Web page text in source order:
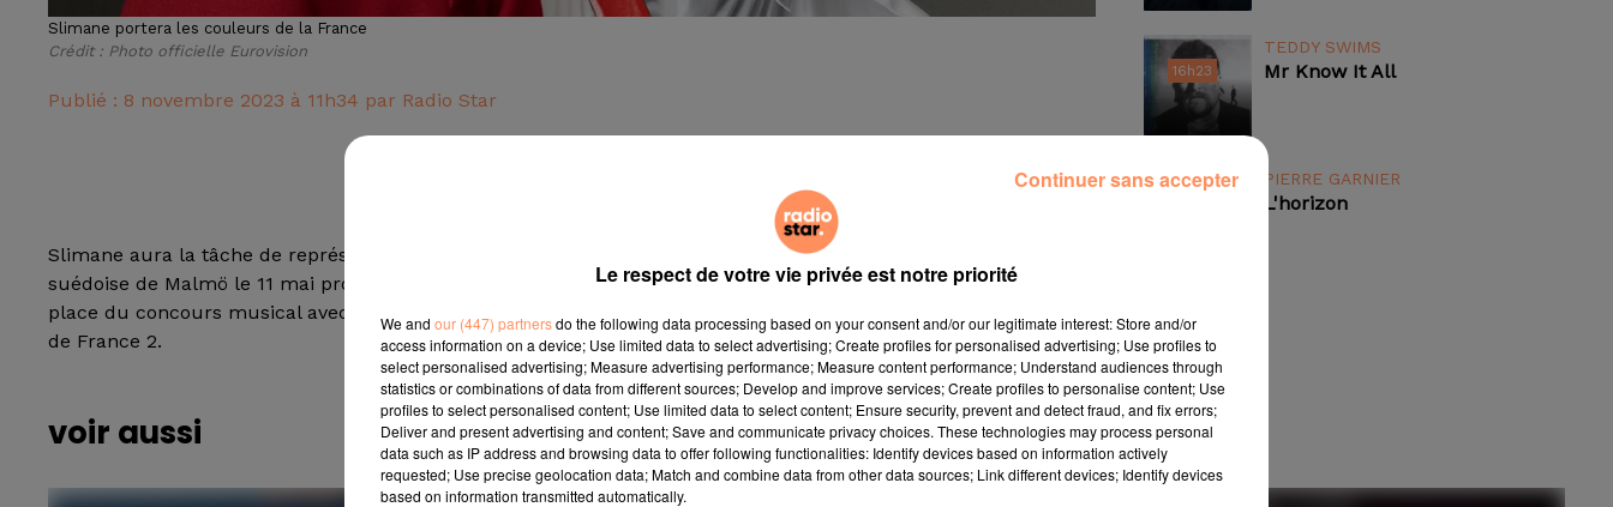
Slimane portera les couleurs de la France
Crédit : Photo officielle Eurovision
Publié : 8 novembre 2023 à 11h34 par Radio Star
Slimane aura la tâche de représenter la France lors de l'édition 2024 de l'Eurovision, attendue dans la ville
suédoise de Malmö le 11 mai prochain. L'artiste aux deux millards d'écoutes va tenter de décrocher la première
place du concours musical avec la chanson Mon amour, qui sera dévoilée ce soir sur le plateau du 20 heures
de France 2.
16h23
16h23
TEDDY SWIMS
Mr Know It All
PIERRE GARNIER
L'horizon
voir aussi
Le respect de votre vie privée est notre priorité
We and our (447) partnersdo the following data processing based on your consent and/or our legitimate interest: Store and/or
access information on a device; Use limited data to select advertising; Create profiles for personalised advertising; Use profiles to
select personalised advertising; Measure advertising performance; Measure content performance; Understand audiences through
statistics or combinations of data from different sources; Develop and improve services; Create profiles to personalise content; Use
profiles to select personalised content; Use limited data to select content; Ensure security, prevent and detect fraud, and fix errors;
Deliver and present advertising and content; Save and communicate privacy choices. These technologies may process personal
data such as IP address and browsing data to offer following functionalities: Identify devices based on information actively
requested; Use precise geolocation data; Match and combine data from other data sources; Link different devices; Identify devices
based on information transmitted automatically.
Continuer sans accepter